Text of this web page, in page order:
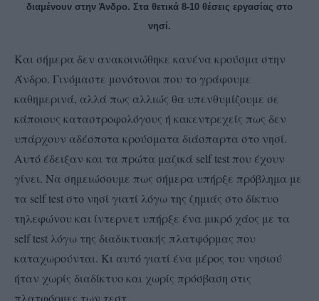
διαμένουν στην Άνδρο. Στα θετικά 8-10 θέσεις εργασίας στο
νησί.
Και σήμερα δεν ανακοινώθηκε κανένα κρούσμα στην
Άνδρο. Γινόμαστε μονότονοι που το γράφουμε
καθημερινά, αλλά πως αλλιώς θα υπενθυμίζουμε σε
κάποιους καταστροφολόγους ή κακεντρεχείς πως δεν
υπάρχουν αδέσποτα κρούσματα διάσπαρτα στο νησί.
Αυτό έδειξαν και τα πρώτα μαζικά self test που έχουν
γίνει. Να σημειώσουμε πως σήμερα υπήρξε πρόβλημα με
τα self test στο νησί γιατί λόγω της ζημιάς στο δίκτυο
τηλεφώνου και ίντερνετ υπήρξε ένα μικρό χάος με τα
self test λόγω της διαδικτυακής πλατφόρμας που
καταχωρούνται. Κι αυτό γιατί ένα μέρος του νησιού
ήταν χωρίς διαδίκτυο και χωρίς πρόσβαση στις
πλατφόρμες των τεστ.